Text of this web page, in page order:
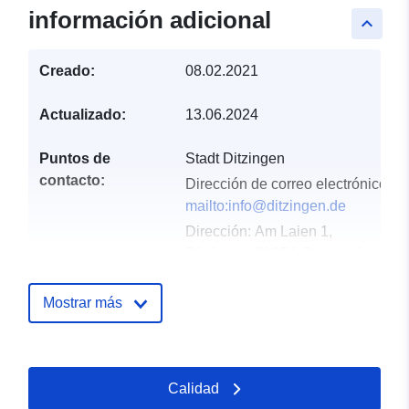
keyboard_arrow_up
información adicional
Creado: 08.02.2021
Actualizado: 13.06.2024
Puntos de
contacto:
Stadt Ditzingen
Dirección de correo electrónico:
mailto:info@ditzingen.de
Dirección: Am Laien 1,
Registro del
Actualizado en data.europa.eu:
03 August 2026
Mostrar más
Calidad